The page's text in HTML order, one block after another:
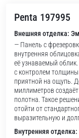
Penta 197995
Внешняя отделка:
— Панель с
внутренняя
её узнаваемый
с контролем
приятной на ощупь.
миллиметров
полотна. Такое
отойти от
выразительную и
Внутренняя